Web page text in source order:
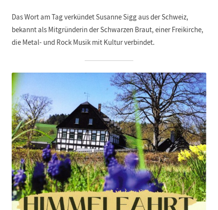
Das Wort am Tag verkündet Susanne Sigg aus der Schweiz,
bekannt als Mitgründerin der Schwarzen Braut, einer Freikirche,
die Metal- und Rock Musik mit Kultur verbindet.